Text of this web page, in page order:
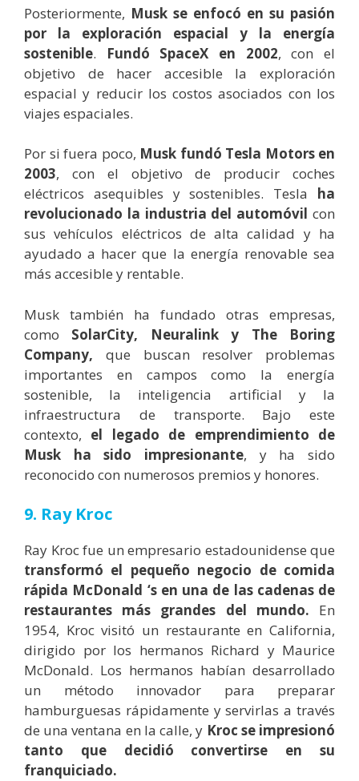
Posteriormente, Musk se enfocó en su pasión
por la exploración espacial y la energía
sostenible. Fundó SpaceX en 2002, con el
objetivo de hacer accesible la exploración
espacial y reducir los costos asociados con los
viajes espaciales.
Por si fuera poco, Musk fundó Tesla Motors en
2003, con el objetivo de producir coches
eléctricos asequibles y sostenibles. Tesla ha
revolucionado la industria del automóvil con
sus vehículos eléctricos de alta calidad y ha
ayudado a hacer que la energía renovable sea
más accesible y rentable.
Musk también ha fundado otras empresas,
como SolarCity, Neuralink y The Boring
Company, que buscan resolver problemas
importantes en campos como la energía
sostenible, la inteligencia artificial y la
infraestructura de transporte. Bajo este
contexto, el legado de emprendimiento de
Musk ha sido impresionante, y ha sido
reconocido con numerosos premios y honores.
9. Ray Kroc
Ray Kroc fue un empresario estadounidense que
transformó el pequeño negocio de comida
rápida McDonald ‘s en una de las cadenas de
restaurantes más grandes del mundo. En
1954, Kroc visitó un restaurante en California,
dirigido por los hermanos Richard y Maurice
McDonald. Los hermanos habían desarrollado
un método innovador para preparar
hamburguesas rápidamente y servirlas a través
de una ventana en la calle, y Kroc se impresionó
tanto que decidió convertirse en su
franquiciado.